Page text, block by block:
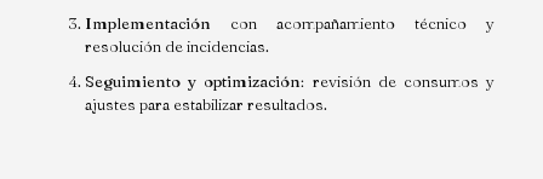
Implementación con acompañamiento técnico y
resolución de incidencias.
Seguimiento y optimización: revisión de consumos y
ajustes para estabilizar resultados.